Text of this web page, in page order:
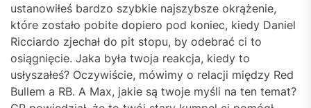
ustanowiłeś bardzo szybkie najszybsze okrążenie,
które zostało pobite dopiero pod koniec, kiedy Daniel
Ricciardo zjechał do pit stopu, by odebrać ci to
osiągnięcie. Jaka była twoja reakcja, kiedy to
usłyszałeś? Oczywiście, mówimy o relacji między Red
Bullem a RB. A Max, jakie są twoje myśli na ten temat?